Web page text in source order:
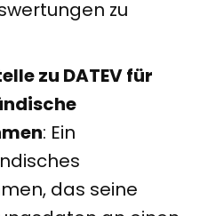
zu
zu DATEV für
: Ein
das seine